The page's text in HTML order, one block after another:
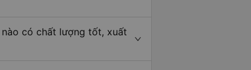
có chất lượng tốt, xuất